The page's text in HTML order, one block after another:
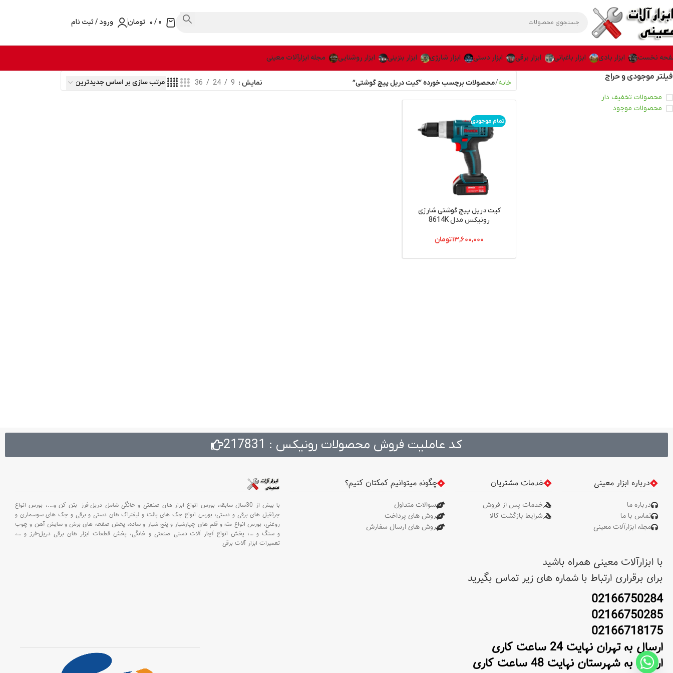
0
/۰ تومان ورود / ثبت نام
نخست ابزار بادی ابزار باغبانی ابزار برقی ابزار دستی ابزار شارژی ابزار بنزینی ابزار روشنایی مجله ابزارآلات معینی
فیلتر موجودی و حراج
محصولات تخفیف دار
محصولات موجود
خانه محصولات برچسب خورده “کیت دریل پیچ گوشتی” نمایش 9
24
36
اتمام موجودی
کیت دریل پیچ گوشتی شارژی
رونیکس مدل 8614K
۱۳,۶۰۰,۰۰۰تومان
کد عاملیت فروش محصولات رونیکس : 217831
درباره ابزار معینی
درباره ما
تماس با ما
مجله ابزارآلات معینی
خدمات مشتریان
خدمات پس از فروش
شرایط بازگشت کالا
چگونه میتوانیم کمکتان کنیم؟
سوالات متداول
روش های پرداخت
روش های ارسال سفارش
با بیش از 30سال سابقه، بورس انواع ابزار های صنعتی و خانگی شامل دریل-فرز- بتن کن و….، بورس انواع
جرثقیل های برقی و دستی، بورس انواع جک های پالت و لیفتراک های دستی و برقی و جک های سوسماری و
روغنی، بورس انواع مته و قلم های چهارشیار و پنج شیار و ساده، پخش صفحه های برش و سایش آهن و چوب
و سنگ و…، پخش انواع آچار آلات دستی صنعتی و خانگی، پخش قطعات ابزار های برقی دریل-فرز و …،
تعمیرات ابزار آلات برقی
با ابزارآلات معینی همراه باشید
برای برقراری ارتباط با شماره های زیر تماس بگیرید
02166750284
02166750285
02166718175
ارسال به تهران نهایت 24 ساعت کاری
ارسال به شهرستان نهایت 48 ساعت کاری